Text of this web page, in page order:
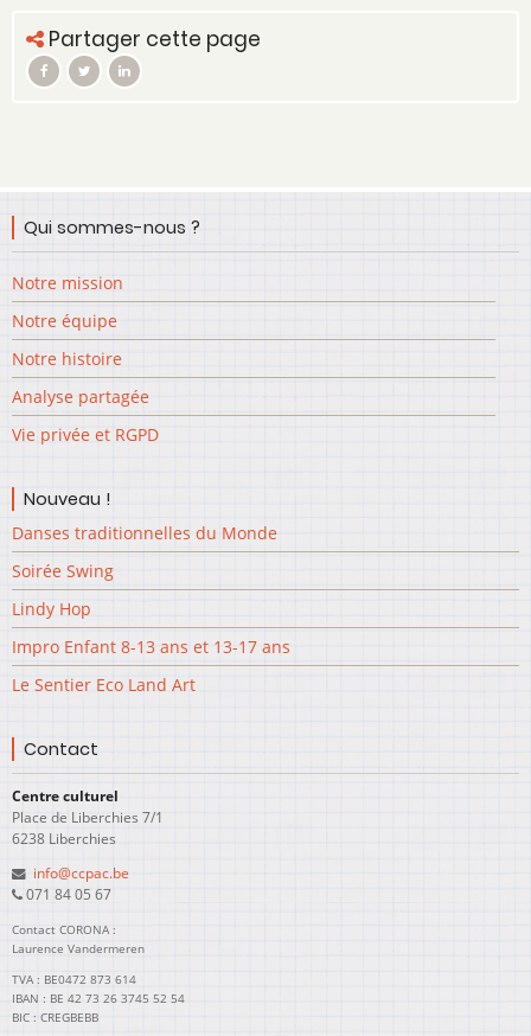
Partager cette page
Qui sommes-nous ?
Notre mission
Notre équipe
Notre histoire
Analyse partagée
Vie privée et RGPD
Nouveau !
Danses traditionnelles du Monde
Soirée Swing
Lindy Hop
Impro Enfant 8-13 ans et 13-17 ans
Le Sentier Eco Land Art
Contact
Centre culturel
Place de Liberchies 7/1
6238 Liberchies
info@ccpac.be
071 84 05 67
Contact CORONA :
Laurence Vandermeren
TVA : BE0472 873 614
IBAN : BE 42 73 26 3745 52 54
BIC : CREGBEBB